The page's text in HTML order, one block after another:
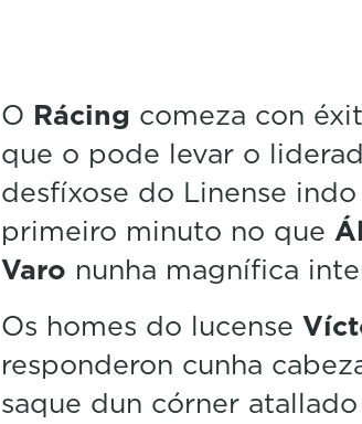
o
1
i
n
u
e
4
2
s
c
O Rácing comeza con
que o pode levar o
desfíxose do Linense
primeiro minuto no que
Varo nunha magnífica
Os homes do lucense
responderon cunha
saque dun córner